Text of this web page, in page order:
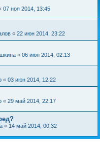
07 ноя 2014, 13:45
« 22 июн 2014, 23:22
« 06 июн 2014, 02:13
« 03 июн 2014, 12:22
« 29 май 2014, 22:17
« 14 май 2014, 00:32